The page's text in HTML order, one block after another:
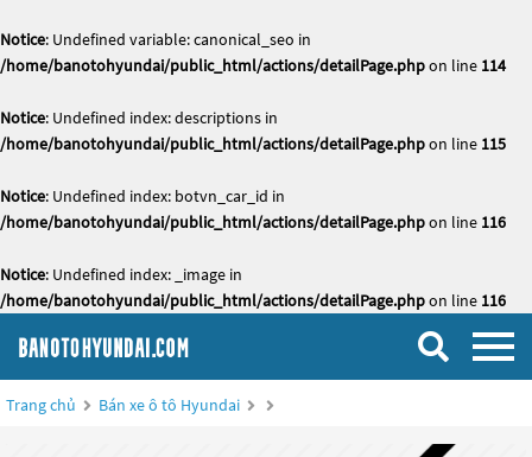
Notice: Undefined variable: canonical_seo in
/home/banotohyundai/public_html/actions/detailPage.phpon line 114
Notice: Undefined index: descriptions in
/home/banotohyundai/public_html/actions/detailPage.phpon line 115
Notice: Undefined index: botvn_car_id in
/home/banotohyundai/public_html/actions/detailPage.phpon line 116
Notice: Undefined index: _image in
/home/banotohyundai/public_html/actions/detailPage.phpon line 116
Trang chủ Bán xe ô tô Hyundai